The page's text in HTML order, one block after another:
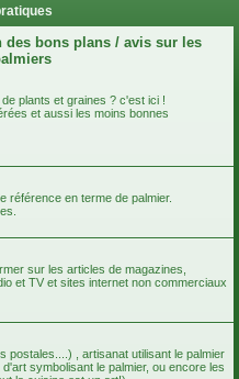
des bons plans / avis sur les
plants et graines ? c'est ici !
et aussi les moins bonnes
référence en terme de palmier.
sur les articles de magazines,
et TV et sites internet non commerciaux
postales....) , artisanat utilisant le palmier
symbolisant le palmier, ou encore les